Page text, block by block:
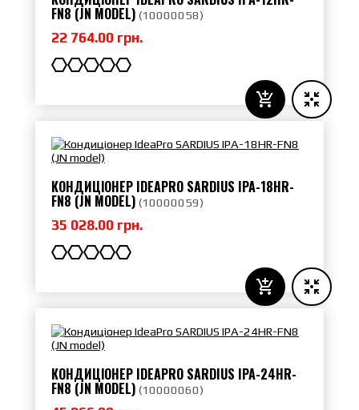
FN8 (JN MODEL) (10000058)
22 764.00 грн.
КОНДИЦІОНЕР IDEAPRO SARDIUS IPA-18HR-
FN8 (JN MODEL) (10000059)
35 028.00 грн.
КОНДИЦІОНЕР IDEAPRO SARDIUS IPA-24HR-
FN8 (JN MODEL) (10000060)